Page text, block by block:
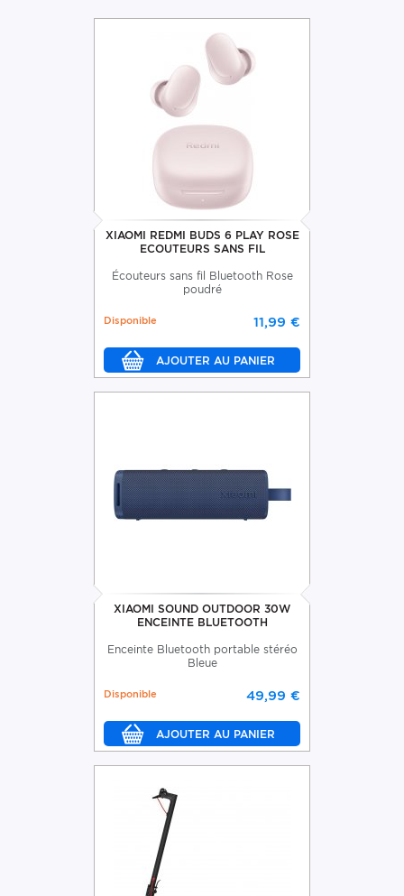
XIAOMI REDMI BUDS 6 PLAY ROSE
ECOUTEURS SANS FIL
Écouteurs sans fil Bluetooth Rose
poudré
11,99 €
Disponible
XIAOMI SOUND OUTDOOR 30W
ENCEINTE BLUETOOTH
Enceinte Bluetooth portable stéréo
Bleue
49,99 €
Disponible